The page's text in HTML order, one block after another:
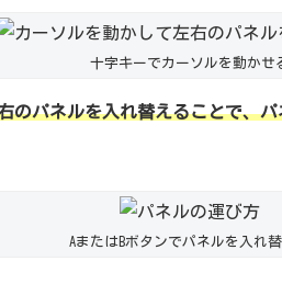
十字キーでカーソルを動かせ
のパネルを入れ替えることで、
AまたはBボタンでパネルを入れ